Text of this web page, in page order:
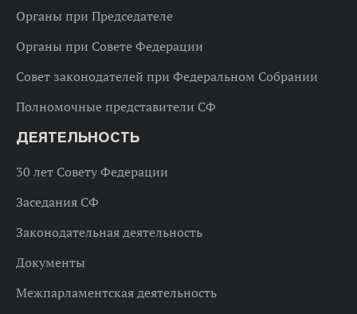
Органы при Председателе
Органы при Совете Федерации
Совет законодателей при Федеральном Собрании
Полномочные представители СФ
ДЕЯТЕЛЬНОСТЬ
30 лет Совету Федерации
Заседания СФ
Законодательная деятельность
Документы
Межпарламентская деятельность